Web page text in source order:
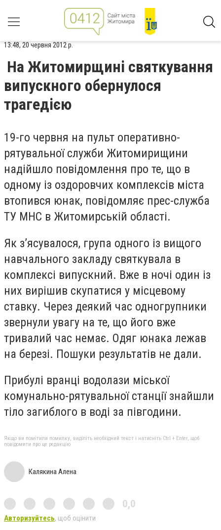
13:48, 20 червня 2012 р.
На Житомирщині святкування
випускного обернулося
трагедією
19-го червня на пульт оперативно-
рятувальної служби Житомирищини
надійшло повідомлення про те, що в
одному із оздоровчих комплексів міста
втопився юнак, повідомляє прес-служба
ТУ МНС в Житомирській області.
Як з’ясувалося, група одного із вищого
навчального закладу святкувала в
комплексі випускний. Вже в ночі один із
них вирішив скупатися у місцевому
ставку. Через деякий час одногрупники
звернули увагу на те, що його вже
тривалий час немає. Одяг юнака лежав
на березі. Пошуки результатів не дали.
Прибулі вранці водолази міської
комунально-рятувальної станції знайшли
тіло загиблого в воді за півгодини.
Якщо ви помітили помилку, виділіть необхідний текст і натисніть Ctrl + Enter, щоб
повідомити про це редакцію
Калякина Алена
0,0
Авторизуйтесь, щоб оцінити